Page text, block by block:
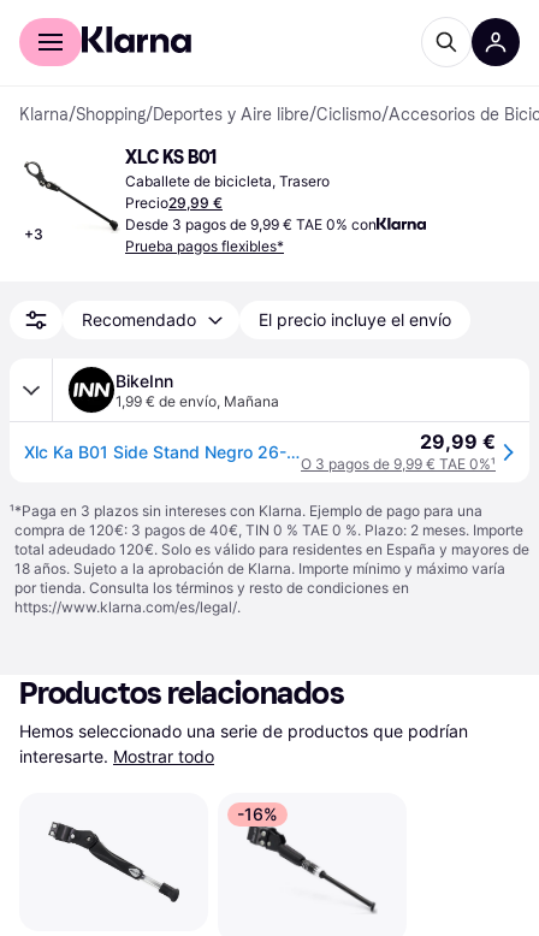
Comprar con Klarna
Klarna/Shopping/Deportes y Aire libre/Ciclismo/Accesorios de
+3
XLC KS B01
Caballete de bicicleta, Trasero
Precio29,99 €
Desde 3 pagos de 9,99 € TAE 0% con
Prueba pagos flexibles*
Recomendado El precio incluye el envío
BikeInn
1,99 € de envío, Mañana
Xlc Ka B01 Side Stand Negro 26-28´´ 29,99 €
O 3 pagos de 9,99 € TAE 0%¹
¹*Paga en 3 plazos sin intereses con Klarna. Ejemplo de pago para una
compra de 120€: 3 pagos de 40€, TIN 0 % TAE 0 %. Plazo: 2 meses. Importe
total adeudado 120€. Solo es válido para residentes en España y mayores de
18 años. Sujeto a la aprobación de Klarna. Importe mínimo y máximo varía
por tienda. Consulta los términos y resto de condiciones en
https://www.klarna.com/es/legal/.
Productos relacionados
Hemos seleccionado una serie de productos que podrían
interesarte. Mostrar todo
-16%